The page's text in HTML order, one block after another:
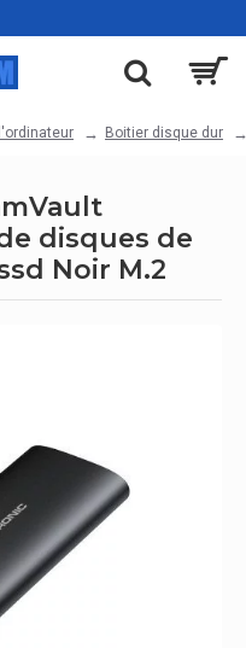
Boitier disque dur
disques de
Noir M.2